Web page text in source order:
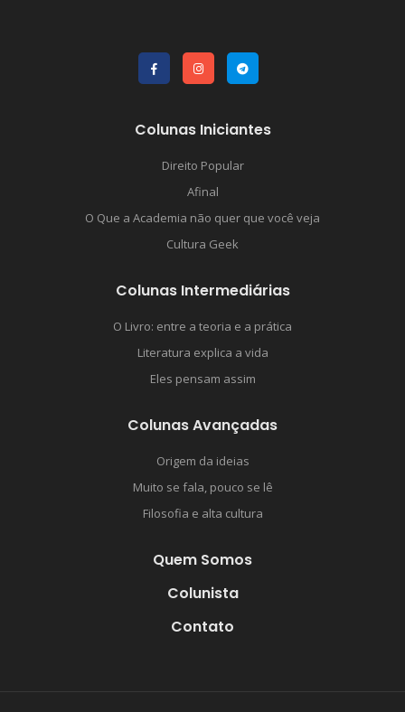
Colunas Iniciantes
Direito Popular
Afinal
O Que a Academia não quer que você veja
Cultura Geek
Colunas Intermediárias
O Livro: entre a teoria e a prática
Literatura explica a vida
Eles pensam assim
Colunas Avançadas
Origem da ideias
Muito se fala, pouco se lê
Filosofia e alta cultura
Quem Somos
Colunista
Contato